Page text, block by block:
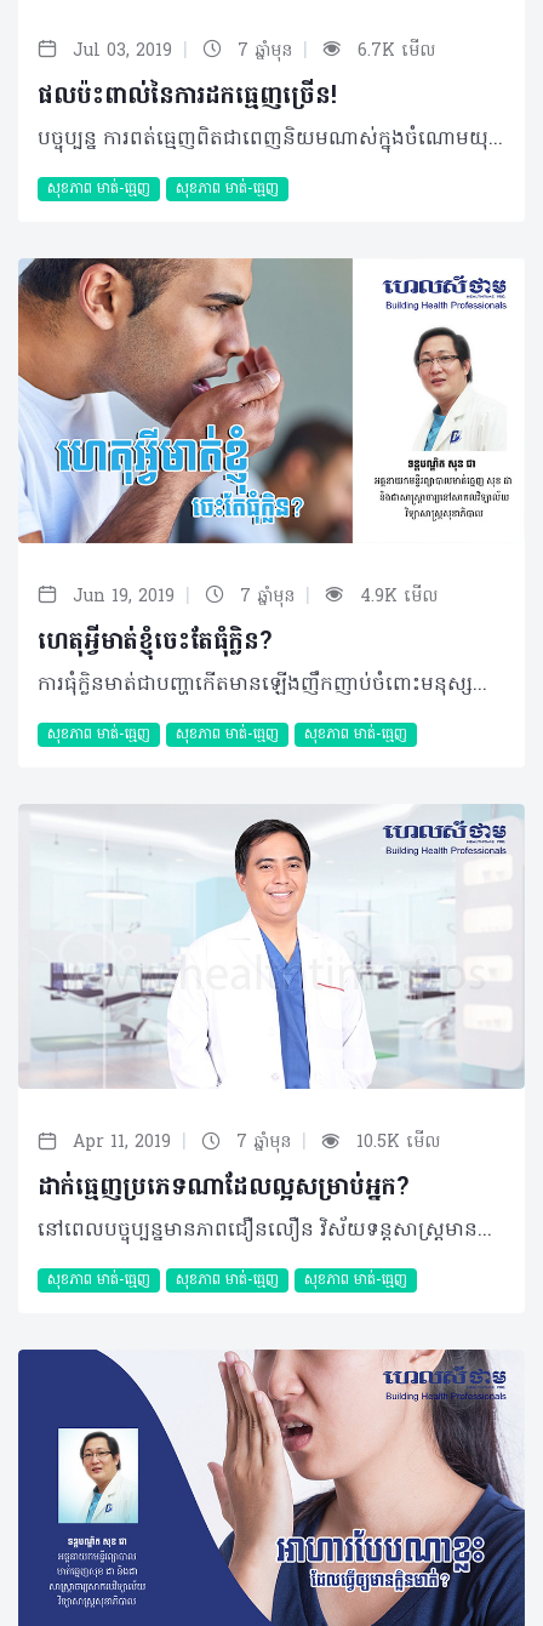
Jul 03, 2019 | 7 ឆ្នាំមុន | 6.7K មើល
ផលប៉ះពាល់នៃការដកធ្មេញច្រើន!
បច្ចុប្បន្ន ការពត់ធ្មេញពិតជាពេញនិយមណាស់ក្នុងចំណោមយុវវ័យកម្ពុជា ប៉ុន្តែលក្ខខណ្ឌពត់ធ្មេញរបស់មនុស្សម្នាក់ៗ អាចនឹងខុសគ្នាអាស្រ័យស្ថានភាពធ្មេញបច្ចុប្បន្នរបស់គាត់។ បុគ្គលខ្លះមិនចាំបាច់តម្រូវឲ្យមានការដកធ្មេញទេ តែបុគ្គលខ្លះវិញត្រូវឲ្យដកធ្មេញយ៉ាងច្រើនទៅវិញ ជាក់ស្តែងដូចករណីខាងក្រោមរបស់មិត្តអ្នកអានយើងម្នាក់... សំណួរ៖ នាងខ្ញុំអាយុ ២៣ឆ្នាំ នាងខ្ញុំចង់ធ្វើការពត់ធ្មេញ ប៉ុន្តែពេលទៅពិគ្រោះគ្រូពេទ្យថាខ្ញុំត្រូវដកធ្មេញចំនួន ៥គ្រាប់។ ខ្ញុំក៏សម្រេចចិត្តថាមិនពត់វិញ ព្រោះត្រូវដកធ្មេញច្រើនក្នុងពេលតែមួយ ហើយក៏ធ្លាប់ឮមិត្តភក្តិថាអាចមានគ្រោះថ្នាក់។ ខ្ញុំចង់ដឹងថា តើការដកធ្មេញច្រើនបែបនេះអាចមានគ្រោះថ្នាក់ពិតប្រាកដដែរឬទេ ឬអាចបណ្តាលឲ្យមានបញ្ហាទៅថ្ងៃមុខឬទេ? ចម្លើយ៖ ទាក់ទងនឹងការពត់ធ្មេញដោយតម្រូវឲ្យដកធ្មេញគឺពិតជាមាន ប៉ុន្តែដកធ្មេញប៉ុន្មានគ្រាប់ប៉ះពាល់ ឬអត់នោះមិនអាចសន្មត់បានភ្លាមៗទេទាល់តែពិនិត្យឲ្យបានល្អិតល្អន់ជាមុនសិន។ ដើម្បីឲ្យកាន់តែប្រាកដចំពោះករណីនេះ ប្អូនចាំបាច់ត្រូវតែទៅជួបប្រឹក្សាជាមួយអ្នកឯកទេសពត់តម្រង់ធ្មេញ។ បកស្រាយដោយ៖ ទន្តបណ្ឌិត ចៅ ស៊ីវកាយ នៃមន្ទីរពេទ្យទន្តសាស្រ្ត រំចង់ អត្ថបទ៖ ដកស្រង់ចេញពីទស្សនាវដ្ដី ហេលស៍ថាម ប្រូ លេខ ៧៩ ©2019 រក្សាសិទ្ធិគ្រប់យ៉ាង​ដោយ Healthtime Corporation ចំពោះគ្រប់អត្ថបទដោយគ្មានផ្នែកណាមួយត្រូវបោះពុម្ពផ្សាយចូលប្រព័ន្ធអុីនធឺណែតឧបករណ៍អេឡិចត្រូនិកអាត់ជាសំឡេងឬថតចំលងគ្រប់រូបភាពដោយគ្មានការអនុញ្ញាតឡើយ
សុខភាព​​ មាត់-ធ្មេញ សុខភាព​​ មាត់-ធ្មេញ
Jun 19, 2019 | 7 ឆ្នាំមុន | 4.9K មើល
ហេតុអ្វីមាត់ខ្ញុំចេះតែធុំក្លិន?
ការធុំក្លិនមាត់ជាបញ្ហាកើតមានឡើងញឹកញាប់ចំពោះមនុស្សគ្រប់វ័យទាំងអស់ ហើយដោយសារតែក្លិនមាត់នេះបានធ្វើឲ្យអ្នកមានអារម្មណ៍ខ្មាសអៀន និងពិបាកក្នុងការទំនាក់ទំនងជាមួយមនុស្សនៅជុំវិញខ្លួន។ សំណួរ៖ ខ្ញុំមានអាយុ ៣២ឆ្នាំ ភេទប្រុស រស់នៅទីក្រុងភ្នំពេញ។ ពេលខ្ញុំបាទនិយាយស្តីជាមួយអ្នកដទៃហាក់ដូចជាគ្មានទំនុកចិត្តលើខ្លួនឯងសោះព្រោះពេលនិយាយម្តងៗមាត់ខ្លួនឯងមានក្លិនមិនល្អហើយខ្លាចជះក្លិនដល់អ្នកដទៃ។ តើលោកទន្តបណ្ឌិតអាចជម្រាបបានទេថា តើក្លិនមាត់មិនល្អនេះបណ្តាលមកពីមូលហេតុអ្វី ហើយតើព្យាបាលតាមវិធីណា? ចម្លើយ៖ ក្លិនមាត់មិនល្អបណ្តាលមកពីកត្តាជាច្រើន ប៉ុន្តែក៏មានចំណុចមួយចំនួនគួរឲ្យចាប់អារម្មណ៍ដូចជា៖ • ការដុសសម្អាតធ្មេញមិនបានត្រឹមត្រូវស្អាតល្អ។ ការបន្សល់ទុកនូវកាកសំណល់អាហារនៅលើផ្ទៃនៃគល់អណ្តាតនៅតាមចន្លោះធ្មេញ និងដក់ក្រោមអញ្ចាញធ្មេញ • មានធ្មេញខូចច្រើននៅក្នុងមាត់ • មានធ្មេញដែលដាក់ពីមុនជ្រាបទឹក • មានជំងឺបំពង់ក ឬសួត • ការជក់បារី ឬប្រើប្រាស់គ្រឿងស្រវឹងច្រើនហួសប្រមាណ • ស្រេ្តស និងការធុញថប់ • ការខ្សោះជាតិទឹក • ដំបៅមាត់រុំារ៉ៃ ឬដំបៅអណ្តាត • ជំងឺរលាកប្រព័ន្ធរំលាយអាហារផងដែរ។ ដូច្នេះ ប្អូនគួរមកជួបពិនិត្យ និងពិគ្រោះជាមួយទន្តបណ្ឌិតជំនាញដើម្បីធ្វើរោគវិនិច្ឆ័យ និងមានផែនការព្យាបាលឲ្យបានត្រឹមត្រូវ។ បកស្រាយដោយ៖ ទន្តបណ្ឌិត សុខ ជា អគ្គនាយកមន្ទីរព្យាបាលមាត់ធ្មេញ សុខ ជា និងជាសាស្ត្រាចារ្យនៅសាកលវិទ្យាល័យវិទ្យាសាស្រ្តសុខាភិបាល អត្ថបទ៖​ ដកស្រង់ចេញពីទស្សនាវដ្ដី ហេលស៍ថាម ប្រូ លេខ ៨០ ©2019 រក្សាសិទ្ធិគ្រប់យ៉ាង​ដោយ Healthtime Corporation ចំពោះគ្រប់អត្ថបទដោយគ្មានផ្នែកណាមួយត្រូវបោះពុម្ពផ្សាយចូលប្រព័ន្ធអុីនធឺណែតឧបករណ៍អេឡិចត្រូនិកអាត់ជាសំឡេងឬថតចំលងគ្រប់រូបភាពដោយគ្មានការអនុញ្ញាតឡើយ
សុខភាព​​ មាត់-ធ្មេញ សុខភាព​​ មាត់-ធ្មេញ សុខភាព​​ មាត់-ធ្មេញ
Apr 11, 2019 | 7 ឆ្នាំមុន | 10.5K មើល
ដាក់ធ្មេញប្រភេទណាដែលល្អសម្រាប់អ្នក?
នៅពេលបច្ចុប្បន្នមានភាពជឿនលឿន ​វិស័យទន្តសាស្ត្រមានការរីកចម្រើន ​និងវិវឌ្ឍទៅរកអ្​វីដែលយើងតែងតែនិយមហៅថា “Technology of Digital” ឬយើងអាចធ្វើការកែតម្រូវ ទម្រង់ឆ្អឹងថ្គាមដោយបច្ចេកវិទ្យាទំនើបៗ។ នៅក្នុងនោះយើងសង្កេតឃើញការដាក់ធ្មេញឡើងវិញកំពុងតែឈានឡើង និងមានការចាប់អារម្មណ៍ច្រើនពីប្រជាជន។ ដោយឡែក វិស័យទន្តសាស្ត្រនៅប្រទេសកម្ពុជាយើងមានការរីកចម្រើន និងអភិវឌ្ឍន៍ខ្លាំងរហូតដល់មានប្រជាជនក្រៅស្រុកមកទទួលការព្យាបាល និងថែរក្សាមាត់ធ្មេញ។ ដោយហេតុនេះ ខ្ញុំសូមលើកបង្ហាញ និងពន្យល់បន្ថែមនូវប្រភេទធ្មេញដែលប្រជាជនតែងតែយកមកដាក់ដើម្បីបន្ថែមសោភ័ណភាព។ ប្រភេទធ្មេញដែលសម្រាប់ដាក់ញឹកញាប់មានដូចជា៖ 1. ប្រភេទធ្មេញលោហៈ (Metal Crown) ប្រភេទធ្មេញលោហៈមានច្រើនប្រភេទ Metal alloy ហើយប្រភេទដែលគេនិយមប្រើប្រាស់ជាងគេមាន ៣ប្រភេទរួមមានដូចជា៖ High-noble, Noble alloy និង Base metal alloy។ • Metal-noble និង Noble alloy សំដៅទៅលើមាស (Gold) ប៉ុន្តែមាសមានសភាពទន់ដូច្នេះគេបញ្ចូលនូវសារធាតុ Copper , Platinum, Palladium, Zinc, Indium និង Nickel។ ជាក់ស្តែង គេប្រើចំពោះធ្មេញខាងក្រោយ (ធ្មេញថ្គាម) ដោយវាប៉ះពាល់ទៅលើសោភ័ណភាព។ ដោយសារវាមានភាពរឹងមាំប្រើបានយូរ ហើយមិនត្រូវការកម្រាស់ធ្មេញច្រើន (០,៥ ទៅ១មិល្លីម៉ែត្រ) ប៉ុន្តែវាមានភាពប៉ះពាល់ទៅលើកំណាំធ្មេញម្ខាង (Trauma) ទៀតនៅពេលខាំកល់។ វាមានភាពរឹងតែត្រូវការកែតម្រូវនិងខាត់ឲ្យរលោងឲ្យមានសភាពងាយស្រួល ចំណេញពេលវេលារបស់អ្នកជំងឺ។ • Base Metal alloy ធ្មេញប្រភេទបែបនេះមិនសូវមានច្រើន ឬប្រើប៉ុន្មានទេ។ នៅពេលប្រៀបធៀបជាមួយ High-noble និង Noble វាមានភាពរឹងខ្លាំងដែលអាចឆាបកម្រាស់ធ្មេញបានតិច (០,២ ទៅ០,៥មិល្លីម៉ែត្រ) បាន។ វាមានសភាពរឹងខ្លាំងពិបាកកែតម្រូវ និងមានភាពលំបាកចំពោះអ្នកជំងឺ Allergy និង Nickel ។ 2. ប្រភេទធ្មេញ Titanium ចំពោះប្រភេទធ្មេញ Titanium វិញមានសភាពប្រហាក់ប្រហែលនឹង Biocompatible របស់មនុស្ស។ • Metal Ceramic វាត្រូវបានប្រើប្រាស់ជាយូរមកហើយ ប៉ុន្តែយើងសង្កេតឃើញថាវាងាយទទួលរងប្រតិកម្មជាមួយនឹងអញ្ចាញធ្មេញបំផុត។ មិនត្រឹមតែប៉ុណ្ណោះគេកំណត់ឃើញអ្នកជំងឺអាចរលាក (Sensible) ឬខ្មៅអញ្ចាញធ្មេញផងដែរ។ • Nickel-Free Ceramic ជាទូទៅត្រូវបានគេដឹងថាវាមិនមានប្រតិកម្មជាមួយអញ្ចាញធ្មេញនោះទេ គេប្រើប្រាស់វាសម្រាប់ជំនួសធ្មេញដែលខូចខាតដើម្បីបង្កើតនូវមុខងារសោភ័ណភាព និងរចនាសម្ព័ន្ធរបស់ធ្មេញឡើងវិញ ព្រមទាំងមានតម្លៃដែលអាចទទួលយកបាន។ • Titanium Ceramic វាមានសភាពល្អប្រហាក់ប្រហែលនឹងសរីរៈដែលនៅជុំវិញធ្មេញ ប៉ុន្តែវាមានតម្លៃថ្លៃ ហើយត្រូវបានគេប្រើប្រាស់ច្រើន ចំពោះអ្នកជំងឺដែលប្រតិកម្មជាមួយ Nickel ។ • Gold Ceramic វាត្រូវបានប្រើប្រាស់លើសពី ៤០០០ឆ្នាំ ហើយវាលាយជាមួយសារធាតុដទៃដូចជា Palladium, Nickel ឬ Chronium ដែលជួយបង្កើនភាពរឹងមាំ និងកាត់បន្ថយតម្លៃ។ វាមានសភាពល្អដោយកាត់បន្ថយនូវអាល្លែកហ្ស៊ីបានច្រើន។ 3. Zirconium Teeth ធ្មេញប្រភេទ Zirconium បង្កើតឡើងដោយ Zirconium dioxide (ZrO2) ដែលមានសភាពរឹងមាំ ហើយត្រូវបានរកឃើញដោយជនជាតិអាល្លឺម៉ង់ឈ្មោះM.H Klaproth នៅក្នុងឆ្នាំ ១៧៨៩។ ដោយឡែក នៅឆ្នាំ ១៩៦០ ធ្មេញប្រភេទ Zirconium ត្រូវបានប្រើប្រាស់នៅក្នុងវិស័យវេជ្ជសាស្រ្ត ហើយទសវត្សរ៍ ១៩៩០ ធ្មេញប្រភេទនេះត្រូវបានគេដាក់ប្រើប្រាស់នៅក្នុងវិស័យទន្តសាស្រ្តផងដែរ។ ជាក់ស្តែងចំពោះធ្មេញប្រភេទ Zirconium មានគុណសម្បត្តិ និងគុណវិបត្តិមួយចំនួនដូចជា៖ គុណសម្បត្តិ • ពណ៌មានសភាពប្រហាក់ប្រហែលនឹងធ្មេញធម្មជាតិ • វាមានសភាពរឹងមាំ ហើយមិនចាំបាច់ឆាបធ្មេញកំណើតច្រើន (Fram Zirconium) • ជួយបង្កើនសោភ័ណភាពដោយ Layered with Porcelain • Zirconium Crown អាចភ្ជាប់បាន ( Bonded ឬ Cemented) ដោយម៉ាស៊ីនភ្ជាប់ធ្មេញច្រើនប្រភេទ • Zirconium អាចរចនានៅក្នុងកុំព្យូទ័រមុនពេលផលិត • សារធាតុផ្សំមានសភាពដូចធ្មេញធម្មជាតិ ពិសេសវាមិនសូវមានប្រតិកម្មជាមួយបង្គោលនៅក្នុងឆ្អឹងថ្គាម។ គុណវិបត្តិ • តម្លៃនៃការធ្វើធ្មេញ Zirconium មានតម្លៃថ្លៃដូច្នេះនៅពេលធ្វើ ឬកែសម្រួល Occulusion (ផ្ទៃទំពារ) មិនបានត្រឹមត្រូវ • អាចធ្វើឲ្យឈឺធ្មេញធម្មជាតិ (Antagonist teeth)។ 4. Emax –System វាបង្កើតដោយសារធាតុ Lithium disilicate glass, Lithium dioxide, Phosphoroxide, Alumina, Potassium oxide និង Trace elements។ វាមានភាពល្បីល្បាញយ៉ាងឆាប់រហ័សដោយសារសោភ័ណភាព (Excellent esthetic) ព្រមទាំងប្រើប្រាស់បានយូរ និងរឹងមាំ (Strength)។ លើសពីនេះ វាមានសភាពល្អប្រសើរចំពោះធ្មេញមុខនិង Veneer ។ ដោយឡែក Emax មានតម្លៃថ្លៃ មិនប្រើសម្រាប់ធ្មេញថ្គាម ឬធ្មេញក្រោម មិនប្រើសម្រាប់អ្នកដែលមានធ្មេញខ្មៅខ្លាំង និងធ្វើធ្មេញតែមួយប៉ុណ្ណោះ។ ចំពោះអ្នកដែលអាចទទួលការធ្វើ Emax-System គឺ៖ • Stained teeth៖ មានសភាពឆ្លុះថ្លា (Highly transclucent) និងអ្នកដែលមានធ្មេញមិនស្អាត។ • Crooked teeth៖ វាអាចជួយកែចំពោះធ្មេញមុខដែលមានភាពវៀច ឬមិនត្រង់ជួរ • Root canal teeth៖ ធ្មេញដែលបានព្យាបាលរួចមានភាពផុយស្រួយ ឆាប់ខូច និងមានបញ្ហារន្ធឫសធ្មេញ • Fractured teeth៖ ធ្មេញដែលខូច ព្រោះតែរោគពុកធ្មេញ ឬការប៉ះទង្គិច។ មូលហេតុមួយចំនួនដែលជ្រើសរើសយក Emax-System គឺ៖ • វាមានពណ៌ថ្លាប្រហាក់ប្រហែលនឹងធ្មេញធម្មជាតិ • All Ceramic Prosthetic៖ ដោយមិនមាន Metal alloy (សារធាតុលោហៈក្នុងការធ្វើធ្មេញ) ដូច្នេះវាជួយកាត់បន្ថយអញ្ចាញពណ៌ខ្មៅ និងអាចមើលទៅប្រហាក់ប្រហែលនឹងធ្មេញធម្មជាតិ • Durability៖ ដោយ E-max ធ្វើឡើងពី Lithiumdislocate ដូច្នេះវាមានភាពរឹងមាំខ្លាំង ហើយ E-max អាចជួយកាត់បន្ថយស្រាំ ឬបាក់នៅក្នុងពេលប្រើប្រាស់ • Ability to milled ៖ មានភាពងាយស្រួលក្នុងការធ្វើដោយ CAD, CAM milling • Conservation of teeth structure៖ វាមានសភាពរឹងមាំ។ បកស្រាយដោយ៖ ទន្តបណ្ឌិត ឃុយ មករា ប្រធានគ្លីនិកធ្មេញ ឃុយ មករា អត្ថបទ៖ ដកស្រង់ចេញពីទស្សនាវដ្ដី ហេលស៍ថាម ប្រូ លេខ ៧៨ ©2019 រក្សាសិទ្ធិគ្រប់យ៉ាង​ដោយ Healthtime Corporation ចំពោះគ្រប់អត្ថបទដោយគ្មានផ្នែកណាមួយត្រូវបោះពុម្ពផ្សាយចូល ប្រព័ន្ធអុីនធឺណែតឧបករណ៍អេឡិចត្រូនិកអាត់ជាសំឡេងឬថតចំលងគ្រប់រូបភាពដោយគ្មានការអនុញ្ញាតឡើយ
សុខភាព​​ មាត់-ធ្មេញ សុខភាព​​ មាត់-ធ្មេញ សុខភាព​​ មាត់-ធ្មេញ